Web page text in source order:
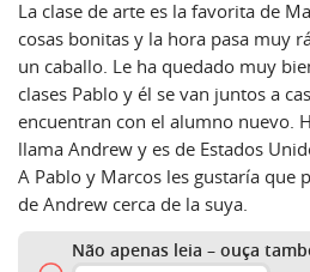
La clase de arte es la favorita de
cosas bonitas y la hora pasa muy
un caballo. Le ha quedado muy
clases Pablo y él se van juntos a
encuentran con el alumno nuevo.
llama Andrew y es de Estados
A Pablo y Marcos les gustaría que
de Andrew cerca de la suya.
Não apenas leia – ouça